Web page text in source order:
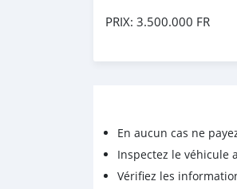
PRIX: 3.500.000 FR
En aucun cas ne
Inspectez le véhicule
Vérifiez les